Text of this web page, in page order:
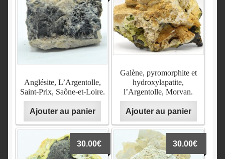
Galène, pyromorphite et
hydroxylapatite,
l’Argentolle, Morvan.
Ajouter au panier
Anglésite, L’Argentolle,
Saint-Prix, Saône-et-Loire.
Ajouter au panier
30.00€ 30.00€